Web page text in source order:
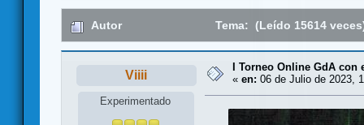
Autor Tema: (Leído 15614
Viiii
Experimentado
I Torneo Online GdA con
« en: 06 de Julio de 2023,